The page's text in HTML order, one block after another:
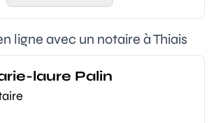
ligne avec un notaire à Thiais
laure Palin